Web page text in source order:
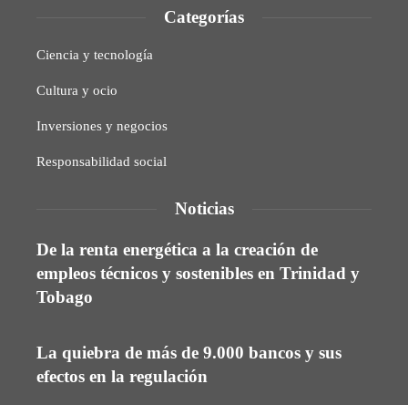
Categorías
Ciencia y tecnología
Cultura y ocio
Inversiones y negocios
Responsabilidad social
Noticias
De la renta energética a la creación de
empleos técnicos y sostenibles en Trinidad y
Tobago
La quiebra de más de 9.000 bancos y sus
efectos en la regulación